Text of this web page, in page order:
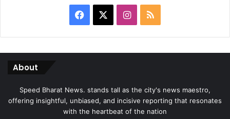
Facebook Instagram
RSS
About
Speed Bharat News. stands tall as the city's news maestro,
offering insightful, unbiased, and incisive reporting that resonates
with the heartbeat of the nation